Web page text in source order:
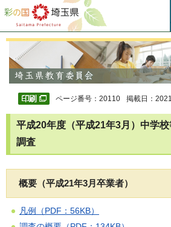
彩の国 埼玉県
ページ番号：20110 掲載日：
平成20年度（平成21年3月）中学
調査
概要（平成21年3月卒業者）
凡例（PDF：56KB）